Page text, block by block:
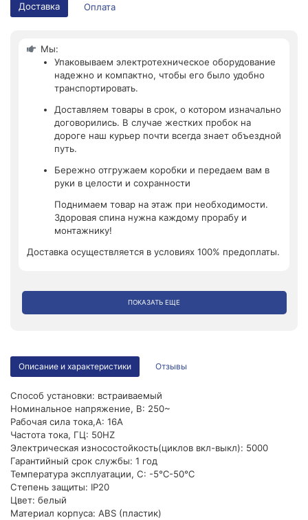
Доставка Оплата
Мы:
Упаковываем электротехническое оборудование
надежно и компактно, чтобы его было удобно
транспортировать.
Доставляем товары в срок, о котором изначально
договорились. В случае жестких пробок на
дороге наш курьер почти всегда знает объездной
путь.
Бережно отгружаем коробки и передаем вам в
руки в целости и сохранности
Поднимаем товар на этаж при необходимости.
Здоровая спина нужна каждому прорабу и
монтажнику!
Доставка осуществляется в условиях 100% предоплаты.
ПОКАЗАТЬ ЕЩЕ
Описание и характеристики Отзывы
Способ установки: встраиваемый
Номинальное напряжение, В: 250~
Рабочая сила тока,A: 16A
Частота тока, ГЦ: 50HZ
Электрическая износостойкость(циклов вкл-выкл): 5000
Гарантийный срок службы: 1 год
Температура эксплуатации, C: -5℃-50℃
Степень защиты: IP20
Цвет: белый
Материал корпуса: ABS (пластик)